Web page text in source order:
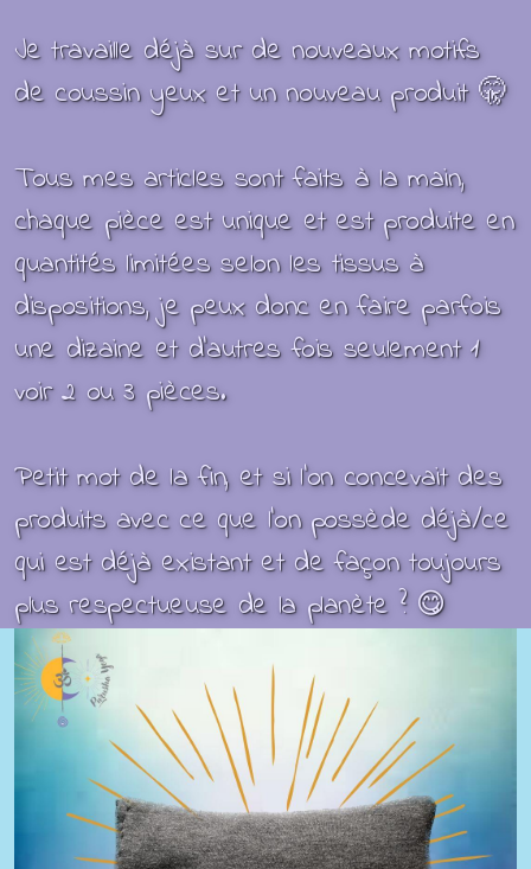
Je travaille déjà sur de nouveaux motifs
de coussin yeux et un nouveau produit 🤫
Tous mes articles sont faits à la main,
chaque pièce est unique et est produite en
quantités limitées selon les tissus à
dispositions, je peux donc en faire parfois
une dizaine et d'autres fois seulement 1
voir 2 ou 3 pièces.
Petit mot de la fin, et si l'on concevait des
produits avec ce que l’on possède déjà/ce
qui est déjà existant et de façon toujours
plus respectueuse de la planète ? 😋